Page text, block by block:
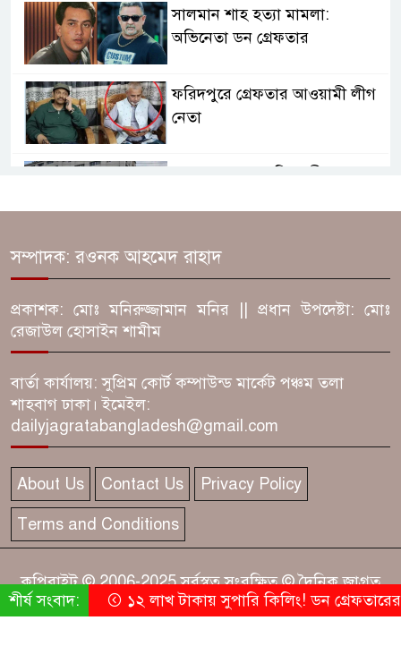
সালমান শাহ হত্যা মামলা:
অভিনেতা ডন গ্রেফতার
ফরিদপুরে গ্রেফতার আওয়ামী লীগ
নেতা
ইমাম-মুয়াজ্জিনের ভাতার টাকাতেই
থাবা! শাস্তির মুখে বিএনপির ২ নেতা
বাড়ি-দোকান ভাঙচুর! আহত ১০
নৈরাজ্য, জেল ভাঙা পেরিয়ে
ফরিদপুরে ঘুমন্ত স্বামীর গোপনাঙ্গ
কাটলেন স্ত্রী! আটক ১
‘হাতুড়ি পেটা এএসপি!’ ফরিদপুরে
ড্রেজার কাণ্ডে ঘুষের তোলপাড়
সম্পাদক: রওনক আহমেদ রাহাদ
প্রকাশক: মোঃ মনিরুজ্জামান মনির || প্রধান উপদেষ্টা: মোঃ
রেজাউল হোসাইন শামীম
বার্তা কার্যালয়: সুপ্রিম কোর্ট কম্পাউন্ড মার্কেট পঞ্চম তলা
শাহবাগ ঢাকা। ইমেইল:
dailyjagratabangladesh@gmail.com
About Us Contact Us Privacy Policy
Terms and Conditions
কপিরাইট © 2006-2025 সর্বস্বত্ব সংরক্ষিত © দৈনিক জাগ্রত
বাংলাদেশ
শীর্ষ সংবাদ: ১২ লাখ টাকায় সুপারি কিলিং! ডন